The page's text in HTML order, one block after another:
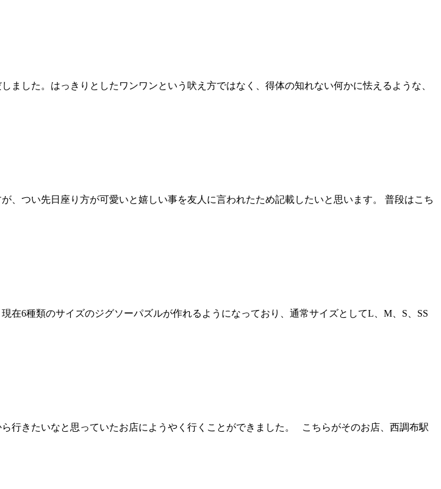
した。はっきりとしたワンワンという吠え方ではなく、得体の知れない何かに怯えるような、
、つい先日座り方が可愛いと嬉しい事を友人に言われたため記載したいと思います。 普段はこち
6種類のサイズのジグソーパズルが作れるようになっており、通常サイズとしてL、M、S、SS
行きたいなと思っていたお店にようやく行くことができました。 こちらがそのお店、西調布駅